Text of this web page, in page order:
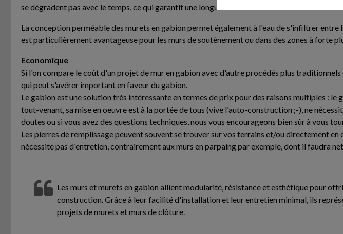
se dégradent pas avec le temps, ce qui garantit une longue durée de vie.
La conception perméable des murets en gabion permet également à l'eau de s'infiltrer
est particulièrement avantageuse pour les murs de soutènement ou dans des zones à forte
Economique
Si l'on compare le coût d'un projet de mur en gabion avec d'autre procédés plus
qui peut s'avérer important en faveur du gabion.
Le gabion est une solution très intéressante en termes de prix pour des raisons multiples :
tout-venant, sa mise en oeuvre est à la portée de tous (vive l'auto-construction ;-), ne
doutes ou si vous avez des questions techniques, nous vous encourageons bien sûr à vous
Les pierres de remplissage peuvent souvent se trouver sur vos terrains et/ou directement
nécessite pas d'entretien, contrairement aux murs en parpaing par exemple, dont il faudra
Les murs et murets en gabion allient modularité, résistance et esthétique pour
construction. Grâce à leur facilité d'installation et leur entretien minimal, ils
projets de murets et murs de clôture.